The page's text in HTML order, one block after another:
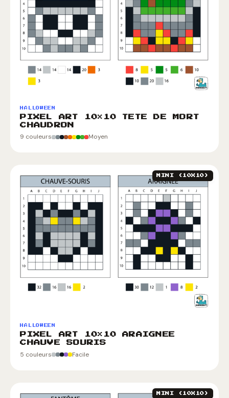
HALLOWEEN
PIXEL ART 10×10 TETE DE MORT
CHAUDRON
9 couleurs Moyen
MINI (10X10)
HALLOWEEN
PIXEL ART 10×10 ARAIGNEE
CHAUVE SOURIS
5 couleurs Facile
MINI (10X10)